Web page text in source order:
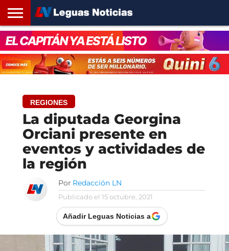
INICIO
SANTA
FE
ROSARIO24
REGIONES
ARGENTINA
OPINIÓN
CONTACTO
REGIONES
La diputada Georgina
Orciani presente en
eventos y actividades de
la región
Por Redacción LN
Publicado el 15 octubre, 2021
Añadir Leguas Noticias a